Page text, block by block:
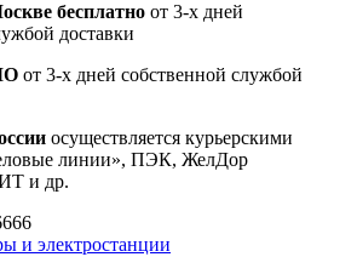
бесплатно от 3-х дней
доставки
от 3-х дней собственной службой
осуществляется курьерскими
линии», ПЭК, ЖелДор
и др.
и электростанции